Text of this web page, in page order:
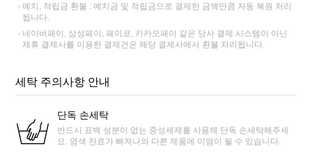
예치, 적립금 환불 : 예치금 및 적립금으로 결제한 금액만큼 자동 복원 처리
됩니다.
네이버페이, 삼성페이, 페이코, 카카오페이 같은 당사 결제 시스템이 아닌
제휴 결제사를 이용한 결제건은 해당 결제사에서 환불 처리됩니다.
세탁 주의사항 안내
단독 손세탁
반드시 표백 성분이 없는 중성세제를 사용해 단독 손세탁해주세
요. 염색 잔료가 빠져나와 다른 제품에 이염이 될 수 있습니다.